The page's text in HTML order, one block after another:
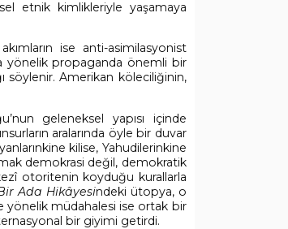
etnik kimlikleriyle yaşamaya
ise anti-asimilasyonist
yönelik propaganda önemli bir
söylenir. Amerikan köleciliğinin,
geleneksel yapısı içinde
aralarında öyle bir duvar
kilise, Yahudilerinkine
demokrasi değil, demokratik
otoritenin koyduğu kurallarla
Ada Hikâyesindeki ütopya, o
yönelik müdahalesi ise ortak bir
bir giyimi getirdi.